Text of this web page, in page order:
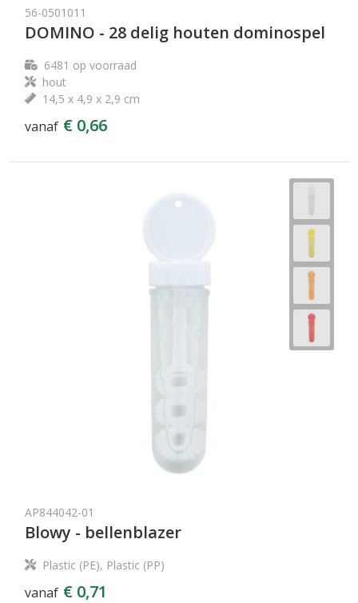
56-0501011
DOMINO - 28 delig houten dominospel
6481 op voorraad
hout
14,5 x 4,9 x 2,9 cm
vanaf € 0,66
AP844042-01
Blowy - bellenblazer
Plastic (PE), Plastic (PP)
vanaf € 0,71